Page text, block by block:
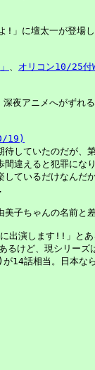
!」に壇太一が登場
、 オリコン10/25付
夜アニメへがずれ
19)
していたのだが、
違えると犯罪にな
ているだけなんだ
子ちゃんの名前と
出演します!!」と
、現シリーズは
相当。日本なら